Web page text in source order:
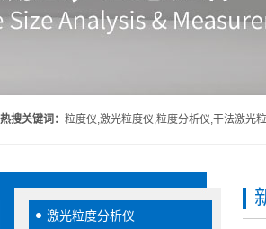
热搜关键词： 粒度仪,激光粒度仪,粒度分析仪,干法激光
激光粒度分析仪